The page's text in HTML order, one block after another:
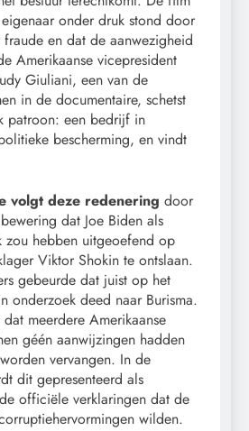
eigenaar onder druk stond door
en dat de aanwezigheid
Amerikaanse vicepresident
Giuliani, een van de
in de documentaire, schetst
patroon: een bedrijf in
bescherming, en vindt
volgt deze redenering door
dat Joe Biden als
zou hebben uitgeoefend op
Viktor Shokin te ontslaan.
gebeurde dat juist op het
onderzoek deed naar Burisma.
meerdere Amerikaanse
géén aanwijzingen hadden
vervangen. In de
dit gepresenteerd als
officiële verklaringen dat de
wilden.